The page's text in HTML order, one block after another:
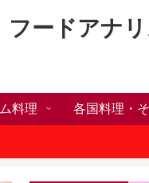
フードアナ
料理 各国料理・